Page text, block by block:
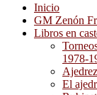
Inicio
GM Zenón
Libros en
1978-
El